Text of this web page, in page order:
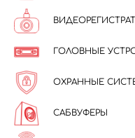
ГОЛОВНЫЕ
ОХРАННЫЕ
САБВУФЕРЫ